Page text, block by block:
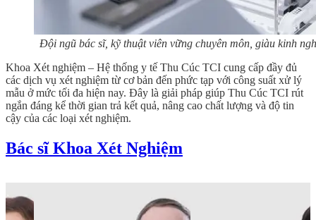
Đội ngũ bác sĩ, kỹ thuật viên vững chuyên môn, giàu kinh
Khoa Xét nghiệm – Hệ thống y tế Thu Cúc TCI cung cấp đầy đủ
các dịch vụ xét nghiệm từ cơ bản đến phức tạp với công suất xử lý
mẫu ở mức tối đa hiện nay. Đây là giải pháp giúp Thu Cúc TCI rút
ngắn đáng kể thời gian trả kết quả, nâng cao chất lượng và độ tin
cậy của các loại xét nghiệm.
Bác sĩ Khoa Xét Nghiệm